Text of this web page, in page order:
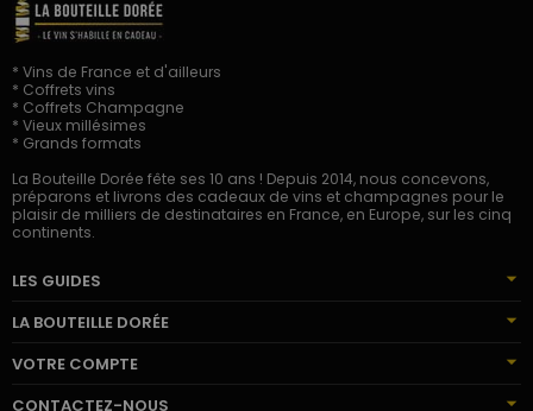
* Vins de France et d'ailleurs
* Coffrets vins
* Coffrets Champagne
* Vieux millésimes
* Grands formats
La Bouteille Dorée fête ses 10 ans ! Depuis 2014, nous concevons,
préparons et livrons des cadeaux de vins et champagnes pour le
plaisir de milliers de destinataires en France, en Europe, sur les cinq
continents.
LES GUIDES
LA BOUTEILLE DORÉE
VOTRE COMPTE
CONTACTEZ-NOUS